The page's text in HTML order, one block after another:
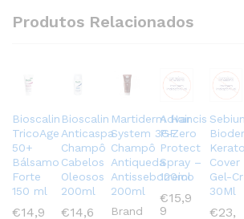
Produtos Relacionados
Bioscalin
TricoAge
50+
Bálsamo
Forte
150 ml
€14,9
Bioscalin
Anticaspa
Champô
Cabelos
Oleosos
200ml
€14,6
Martiderm Hair
System 3GF
Champô
Antiqueda
Antisseborreico
200ml
Brand
Advancis
P-Zero
Protect
Spray –
120ml
€15,9
9
Bioder
Cover
Gel-Cr
30Ml
€23,